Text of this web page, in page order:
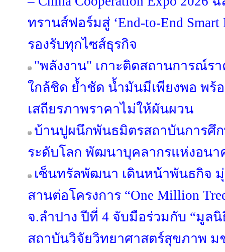
ทรานส์ฟอร์มสู่ ‘End-to-End Smart
รองรับทุกไซส์ธุรกิจ
"พลังงาน" เกาะติดสถานการณ์ร
ใกล้ชิด ย้ำชัด น้ำมันมีเพียงพอ พร้
เสถียรภาพราคาไม่ให้ผันผวน
บ้านปูผนึกพันธมิตรสถาบันการศึ
ระดับโลก พัฒนาบุคลากรแห่งอนา
เซ็นทรัลพัฒนา เดินหน้าพันธกิจ มุ่
สานต่อโครงการ “One Million
จ.ลำปาง ปีที่ 4 จับมือร่วมกับ “มูล
สถาบันวิจัยวิทยาศาสตร์สุขภาพ ม